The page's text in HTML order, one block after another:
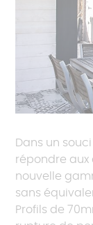
Dans un
répondre aux
nouvelle
sans
Profils de